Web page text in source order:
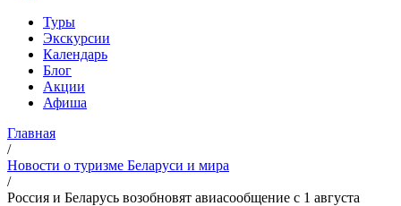
Туры
Экскурсии
Календарь
Блог
Акции
Афиша
Главная
/
Новости о туризме Беларуси и мира
/
Россия и Беларусь возобновят авиасообщение с 1 августа